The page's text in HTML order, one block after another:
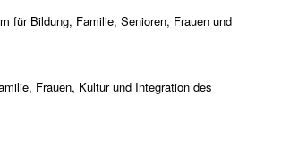
für Bildung, Familie, Senioren, Frauen und
Frauen, Kultur und Integration des